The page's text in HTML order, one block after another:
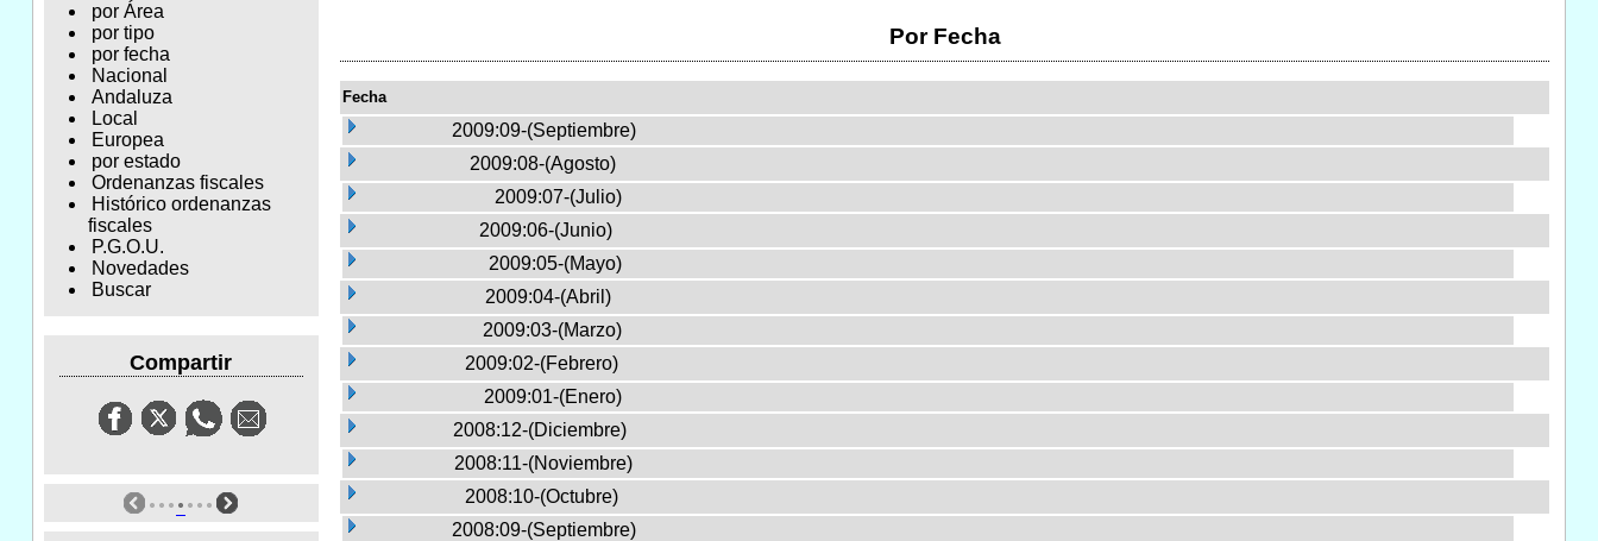
por Área
por tipo
por fecha
Nacional
Andaluza
Local
Europea
por estado
Ordenanzas fiscales
Histórico ordenanzas
fiscales
P.G.O.U.
Novedades
Buscar
Compartir
Por Fecha
Fecha
2009:09-(Septiembre)
2009:08-(Agosto)
2009:07-(Julio)
2009:06-(Junio)
2009:05-(Mayo)
2009:04-(Abril)
2009:03-(Marzo)
2009:02-(Febrero)
2009:01-(Enero)
2008:12-(Diciembre)
2008:11-(Noviembre)
2008:10-(Octubre)
2008:09-(Septiembre)